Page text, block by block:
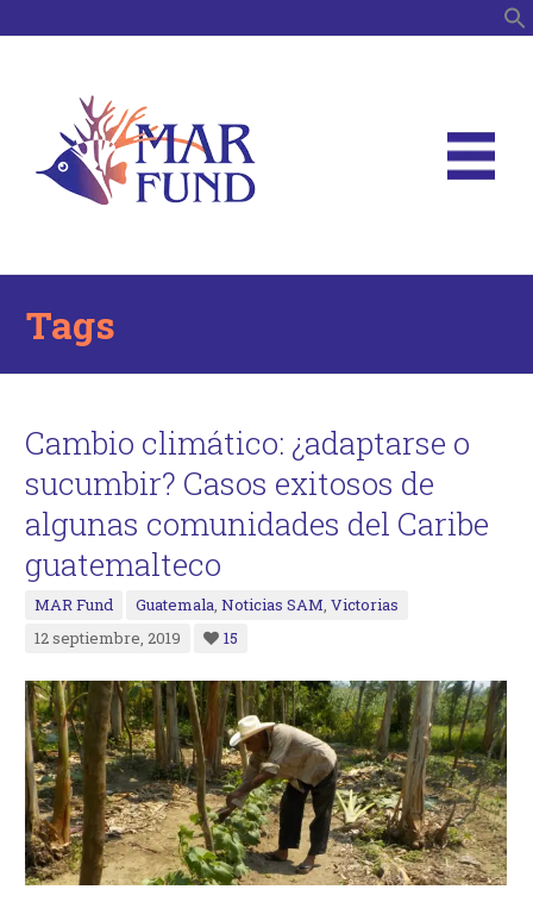
Tags
Cambio climático: ¿adaptarse o
sucumbir? Casos exitosos de
algunas comunidades del Caribe
guatemalteco
MAR Fund Guatemala,Noticias SAM,Victorias
12 septiembre, 2019
15